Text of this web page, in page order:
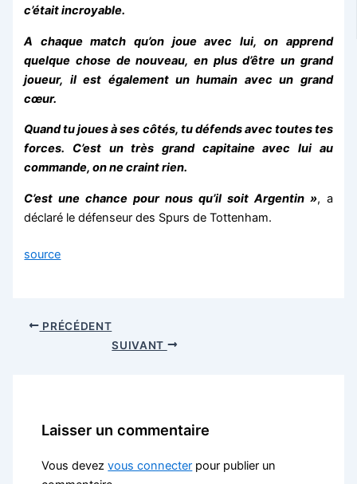
c’était incroyable.
A chaque match qu’on joue avec lui, on apprend
quelque chose de nouveau, en plus d’être un grand
joueur, il est également un humain avec un grand
cœur.
Quand tu joues à ses côtés, tu défends avec toutes tes
forces. C’est un très grand capitaine avec lui au
commande, on ne craint rien.
C’est une chance pour nous qu’il soit Argentin », a
déclaré le défenseur des Spurs de Tottenham.
source
PRÉCÉDENT
SUIVANT
Laisser un commentaire
Vous devezvous connecter pour publier un